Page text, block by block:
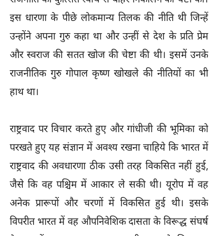
इस धारणा के पीछे लोकमान्य तिलक की नीति थी जिन्हें
उन्होंने अपना गुरु कहा था और उन्हीं से देश के प्रति प्रेम
और स्वराज की सतत खोज की चेष्टा की थी। इसमें उनके
राजनीतिक गुरु गोपाल कृष्ण खोखले की नीतियों का भी
हाथ था।
राष्ट्रवाद पर विचार करते हुए और गांधीजी की भूमिका को
परखते हुए यह संज्ञान में अवश्य रखना चाहिये कि भारत में
राष्ट्रवाद की अवधारणा ठीक उसी तरह विकसित नहीं हुई,
जैसे कि वह पश्चिम में आकार ले सकी थी। यूरोप में वह
अनेक प्रारूपों और चरणों में विकसित हुई थी। इसके
विपरीत भारत में वह औपनिवेशिक दासता के विरूद्ध संघर्ष